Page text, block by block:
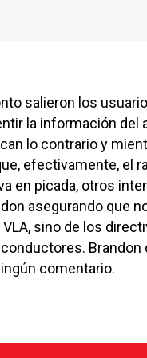
salieron los
la información del
lo contrario y
efectivamente, el
en picada, otros
asegurando que
sino de los
Brandon
comentario.